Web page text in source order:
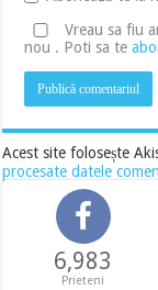
Vreau sa fiu
nou . Poti sa te
Acest site folosește
procesate datele
6,983
Prieteni